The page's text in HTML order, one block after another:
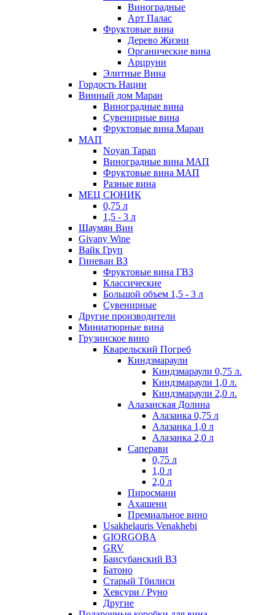
Виноградные
Арт Палас
Фруктовые вина
Дерево Жизни
Органические вина
Арцруни
Элитные Вина
Гордость Нации
Винный дом Маран
Виноградные вина
Сувенирные вина
Фруктовые вина Маран
МАП
Noyan Tapan
Виноградные вина МАП
Фруктовые вина МАП
Разные вина
МЕЦ СЮНИК
0,75 л
1,5 - 3 л
Шаумян Вин
Givany Wine
Вайк Груп
Гиневан ВЗ
Фруктовые вина ГВЗ
Классические
Большой объем 1,5 - 3 л
Сувенирные
Другие производители
Миниатюрные вина
Грузинское вино
Кварельский Погреб
Киндзмараули
Киндзмараули 0,75 л.
Киндзмараули 1,0 л.
Киндзмараули 2,0 л.
Алазанская Долина
Алазанка 0,75 л
Алазанка 1,0 л
Алазанка 2,0 л
Саперави
0,75 л
1,0 л
2,0 л
Пиросмани
Ахашени
Премиальное вино
Usakhelauris Venakhebi
GIORGOBA
GRV
Баисубанский ВЗ
Батоно
Старый Тбилиси
Хевсури / Руно
Другие